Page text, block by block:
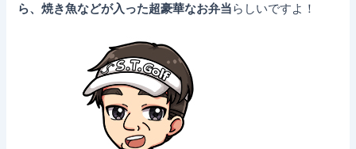
ら、焼き魚などが入った超豪華なお弁当らしいですよ！